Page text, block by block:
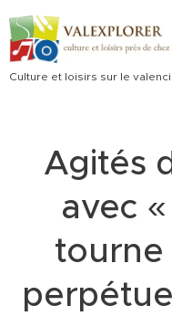
Culture et loisirs sur le
Agités
avec
tourne